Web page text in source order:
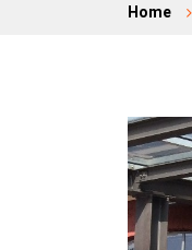
Home